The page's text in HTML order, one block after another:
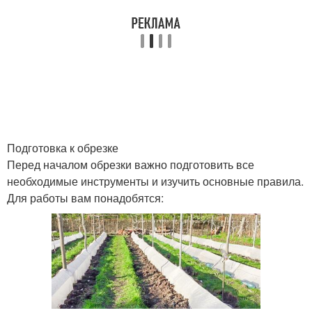
Подготовка к обрезке
Перед началом обрезки важно подготовить все
необходимые инструменты и изучить основные правила.
Для работы вам понадобятся: